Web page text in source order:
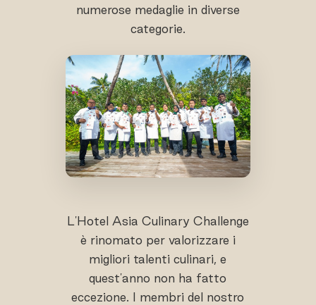
numerose medaglie in diverse
categorie.
L'Hotel Asia Culinary Challenge
è rinomato per valorizzare i
migliori talenti culinari, e
quest'anno non ha fatto
eccezione. I membri del nostro